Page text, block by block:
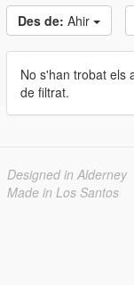
Des de: Ahir
No s'han trobat els
de filtrat.
Designed in Alderney
Made in Los Santos